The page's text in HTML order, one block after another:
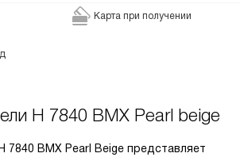
Карта при получении
H 7840 BMX Pearl beige
7840 BMX Pearl Beige представляет